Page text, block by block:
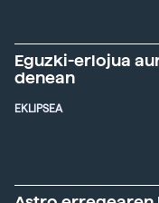
Eguzki-erlojua
denean
EKLIPSEA